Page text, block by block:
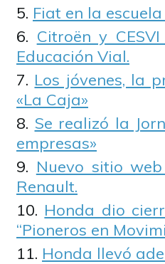
Fiat en la escuela
Citroën y
Educación Vial.
Los jóvenes, la
«La Caja»
Se realizó la
empresas»
Nuevo sitio
Renault.
Honda dio
“Pioneros en
Honda llevó